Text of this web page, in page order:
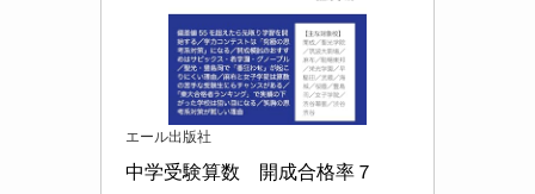
エール出版社
中学受験算数　開成合格率７